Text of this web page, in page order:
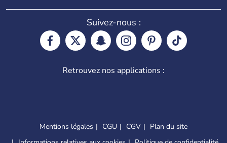
Suivez-nous :
Retrouvez nos applications :
Mentions légales CGU CGV
Plan du site